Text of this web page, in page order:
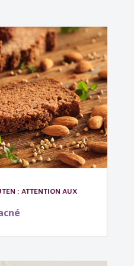
: attention aux